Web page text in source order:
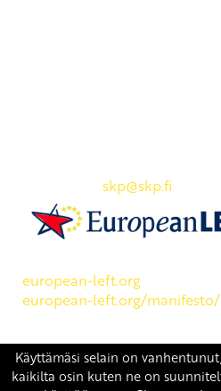
skp@skp.fi
european-left.org
european-left.org/manifesto/